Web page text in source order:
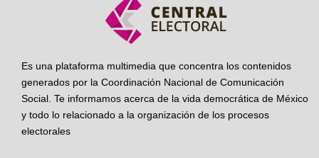
Es una plataforma multimedia que concentra los contenidos
generados por la Coordinación Nacional de Comunicación
Social. Te informamos acerca de la vida democrática de México
y todo lo relacionado a la organización de los procesos
electorales